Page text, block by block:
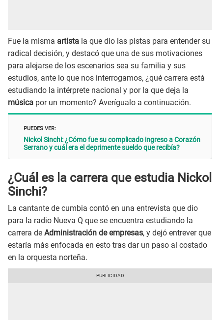
Fue la misma artista la que dio las pistas para entender su
radical decisión, y destacó que una de sus motivaciones
para alejarse de los escenarios sea su familia y sus
estudios, ante lo que nos interrogamos, ¿qué carrera está
estudiando la intérprete nacional y por la que deja la
música por un momento? Averígualo a continuación.
PUEDES VER:
Nickol Sinchi: ¿Cómo fue su complicado ingreso a Corazón
Serrano y cuál era el deprimente sueldo que recibía?
¿Cuál es la carrera que estudia Nickol
Sinchi?
La cantante de cumbia contó en una entrevista que dio
para la radio Nueva Q que se encuentra estudiando la
carrera de Administración de empresas, y dejó entrever que
estaría más enfocada en esto tras dar un paso al costado
en la orquesta norteña.